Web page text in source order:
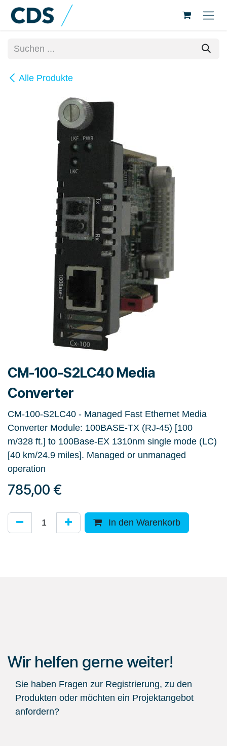
Zum Inhalt springen
Alle Produkte
CM-100-S2LC40 Media
Converter
CM-100-S2LC40 - Managed Fast Ethernet Media
Converter Module: 100BASE-TX (RJ-45) [100
m/328 ft.] to 100Base-EX 1310nm single mode (LC)
[40 km/24.9 miles]. Managed or unmanaged
operation
785,00 €
In den Warenkorb
Wir helfen gerne weiter!
Sie haben Fragen zur Registrierung, zu den
Produkten oder möchten ein Projektangebot
anfordern?